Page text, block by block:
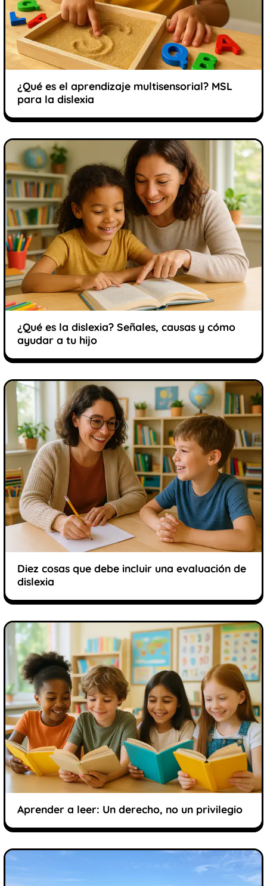
¿Qué es el aprendizaje multisensorial? MSL
para la dislexia
¿Qué es la dislexia? Señales, causas y cómo
ayudar a tu hijo
Diez cosas que debe incluir una evaluación de
dislexia
Aprender a leer: Un derecho, no un privilegio